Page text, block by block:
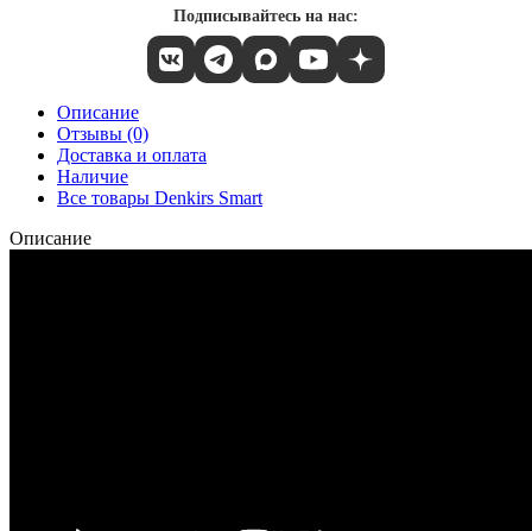
Подписывайтесь на нас:
Описание
Отзывы (0)
Доставка и оплата
Наличие
Все товары Denkirs Smart
Описание